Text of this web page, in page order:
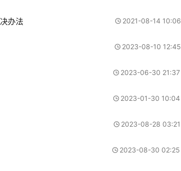
办法 2021-08-14 10:06
2023-08-10 12:45
2023-06-30 21:37
2023-01-30 10:04
2023-08-28 03:21
2023-08-30 02:25